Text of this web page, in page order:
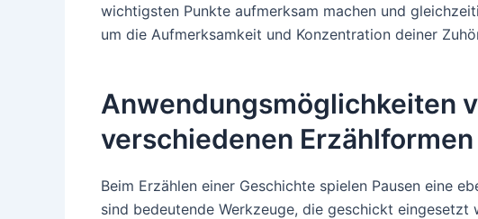
wichtigsten Punkte aufmerksam machen und
um die Aufmerksamkeit und Konzentration deiner
Anwendungsmöglichkeiten
verschiedenen Erzählformen
Beim Erzählen einer Geschichte spielen Pausen eine
sind bedeutende Werkzeuge, die geschickt